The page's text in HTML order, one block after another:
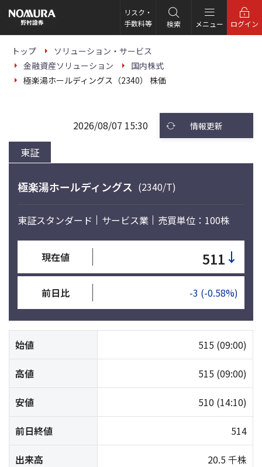
の
ー
リスク・
手数料等
検索 メニュー ログイン
トップ
ソリューション・サービス
金融資産ソリューション
国内株式
極楽湯ホールディングス（2340） 株価
東証
2026/08/07 15:30 情報更新
極楽湯ホールディングス (2340/T)
東証スタンダード サービス業 売買単位：100株
現在値 511 ↓
前日比 -3 (-0.58%)
始値 515 (09:00)
高値 515 (09:00)
安値 510 (14:10)
前日終値 514
出来高 20.5 千株